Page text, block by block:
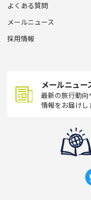
よくある質問
メールニュース
採用情報
メールニュー
最新の旅行動向
情報をお届けし